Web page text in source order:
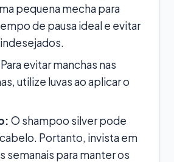
pequena mecha para
de pausa ideal e evitar
Para evitar manchas nas
utilize luvas ao aplicar o
O shampoo silver pode
Portanto, invista em
semanais para manter os